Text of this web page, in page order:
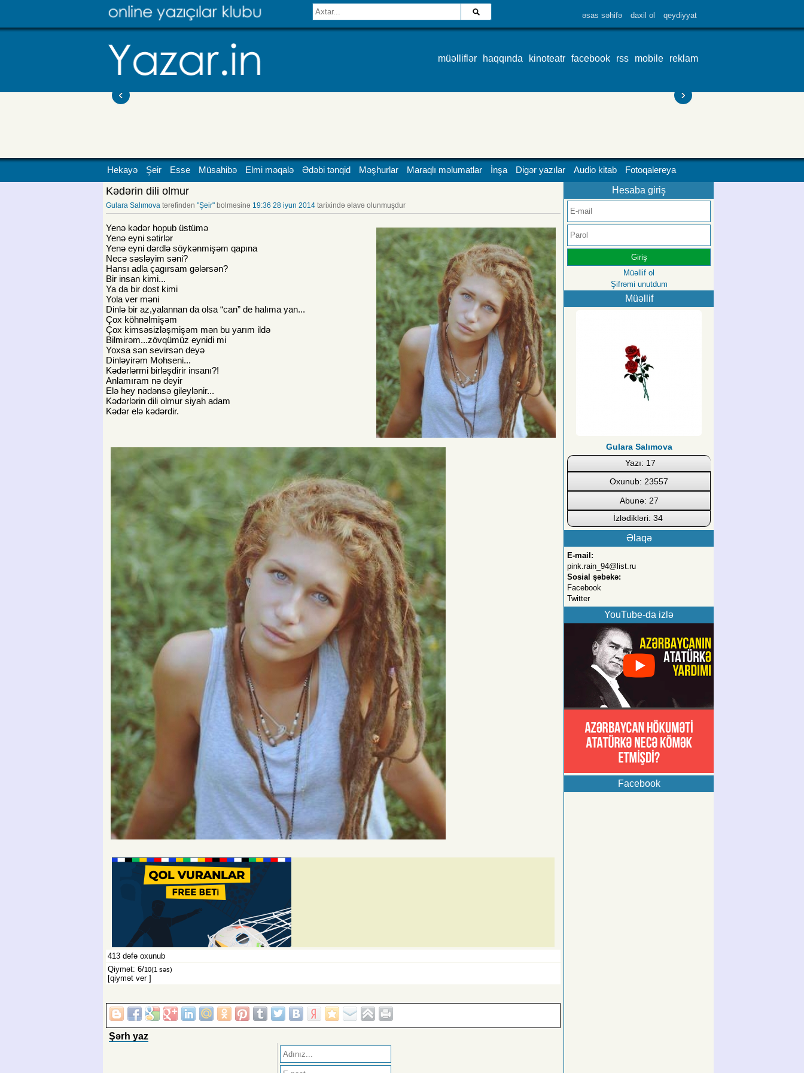
əsas səhifə daxil ol qeydiyyat
müəlliflər haqqında kinoteatr facebook rss mobile reklam
‹ ›
Hekayə Şeir Esse Müsahibə Elmi məqalə Ədəbi tənqid Məşhurlar Maraqlı məlumatlar İnşa Digər yazılar Audio kitab Fotoqalereya
Kədərin dili olmur
Gulara Salımova tərəfindən "Şeir" bolməsinə 19:36 28 iyun 2014 tarixində əlavə olunmuşdur
Yenə kədər hopub üstümə
Yenə eyni sətirlər
Yenə eyni dərdlə söykənmişəm qapına
Necə səsləyim səni?
Hansı adla çagırsam gələrsən?
Bir insan kimi...
Ya da bir dost kimi
Yola ver məni
Dinlə bir az,yalannan da olsa “can” de halıma yan...
Çox köhnəlmişəm
Çox kimsəsizləşmişəm mən bu yarım ildə
Bilmirəm...zövqümüz eynidi mi
Yoxsa sən sevirsən deyə
Dinləyirəm Mohseni...
Kədərlərmi birləşdirir insanı?!
Anlamıram nə deyir
Elə hey nədənsə gileylənir...
Kədərlərin dili olmur siyah adam
Kədər elə kədərdir.
413 dəfə oxunub
Qiymət: 6/10(1 səs)
[qiymət ver ]
Şərh yaz
Hesaba giriş
Müəllif ol
Şifrəmi unutdum
Müəllif
Gulara Salımova
Yazı: 17
Oxunub: 23557
Abunə: 27
İzlədikləri: 34
Əlaqə
E-mail:
pink.rain_94@list.ru
Sosial şəbəkə:
Facebook
Twitter
YouTube-da izlə
Facebook